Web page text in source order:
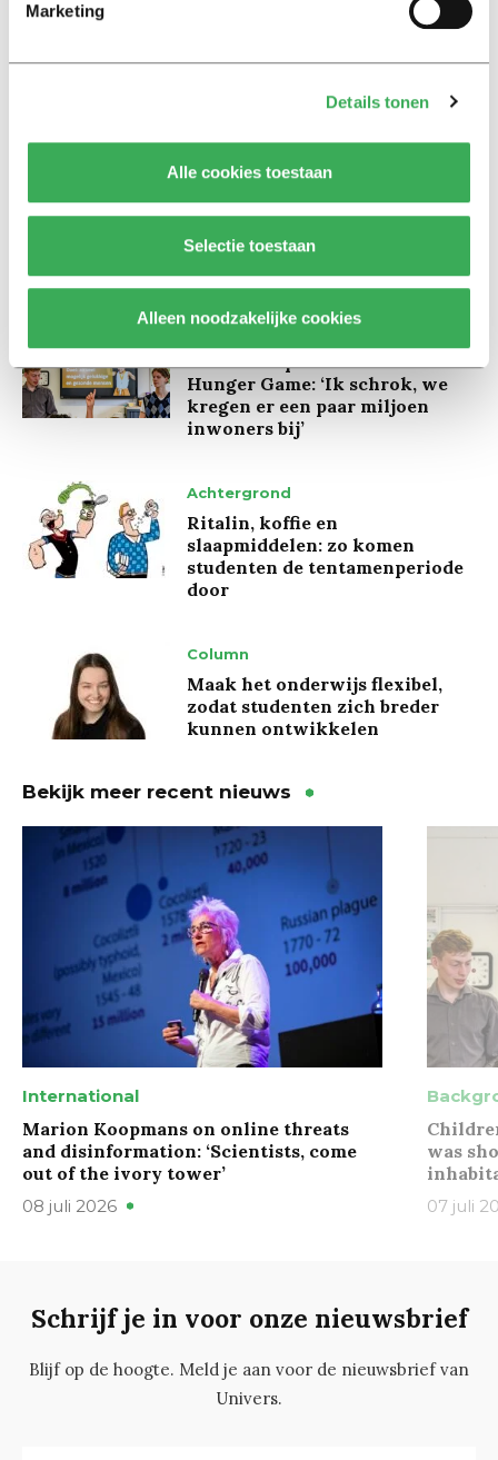
Marketing
Details tonen
Alle cookies toestaan
Selectie toestaan
Alleen noodzakelijke cookies
Lees ook
Interview
Marion Koopmans over online
bedreigingen en desinformatie:
‘Wetenschappers, kom die
Achtergrond
Kinderen spelen de Zero
Hunger Game: ‘Ik schrok, we
kregen er een paar miljoen
inwoners bij’
Achtergrond
Ritalin, koffie en
slaapmiddelen: zo komen
studenten de tentamenperiode
door
Column
Maak het onderwijs flexibel,
zodat studenten zich breder
kunnen ontwikkelen
Bekijk meer recent nieuws
International
Marion Koopmans on online threats
and disinformation: ‘Scientists, come
out of the ivory tower’
08 juli 2026
was
07 juli
Schrijf je in voor onze nieuwsbrief
Blijf op de hoogte. Meld je aan voor de nieuwsbrief van
Univers.